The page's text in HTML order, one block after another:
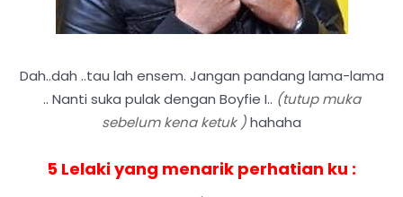
Dah..dah ..tau lah ensem. Jangan pandang lama-lama
.. Nanti suka pulak dengan Boyfie I.. (tutup muka
sebelum kena ketuk )hahaha
5 Lelaki yang menarik perhatian ku :
.